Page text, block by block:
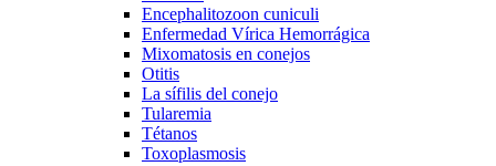
Encephalitozoon cuniculi
Enfermedad Vírica Hemorrágica
Mixomatosis en conejos
Otitis
La sífilis del conejo
Tularemia
Tétanos
Toxoplasmosis